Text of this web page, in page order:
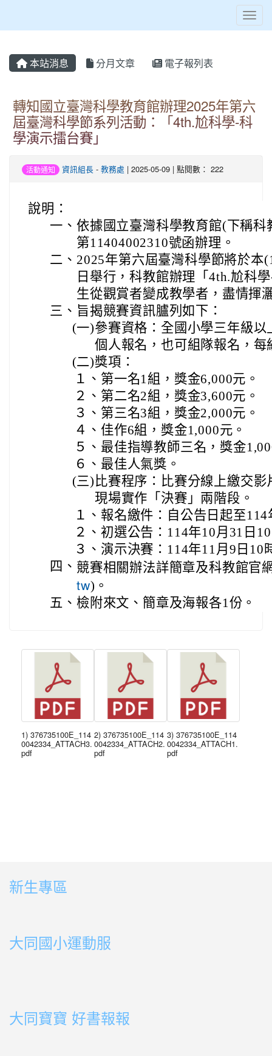
本站消息 分月文章 電子報列表
轉知國立臺灣科學教育館辦理2025年第六
屆臺灣科學節系列活動：「4th.尬科學-科
學演示擂台賽」
活動通知 資訊組長 - 教務處 | 2025-05-09 | 點閱數： 222
說明：
一、 依據國立臺灣科學教育館(下稱
第11404002310號函辦理。
二、 2025年第六屆臺灣科學節將於本
日舉行，科教館辦理「4th.尬科
生從觀賞者變成教學者，盡情揮
三、 旨揭競賽資訊臚列如下：
(一)參賽資格：全國小學三年級
個人報名，也可組隊報名，每
(二)獎項：
１、 第一名1組，獎金6,000元。
２、 第二名2組，獎金3,600元。
３、 第三名3組，獎金2,000元。
４、 佳作6組，獎金1,000元。
５、 最佳指導教師三名，獎金
６、 最佳人氣獎。
(三)比賽程序：比賽分線上繳交
現場實作「決賽」兩階段。
１、 報名繳件：自公告日起至
２、 初選公告：114年10月31日
３、 演示決賽：114年11月9日10
四、 競賽相關辦法詳簡章及科教館官
tw)。
五、 檢附來文、簡章及海報各1份。
1) 376735100E_114
0042334_ATTACH3.
pdf
2) 376735100E_114
0042334_ATTACH2.
pdf
3) 376735100E_114
0042334_ATTACH1.
pdf
新生專區
大同國小運動服
大同寶寶 好書報報